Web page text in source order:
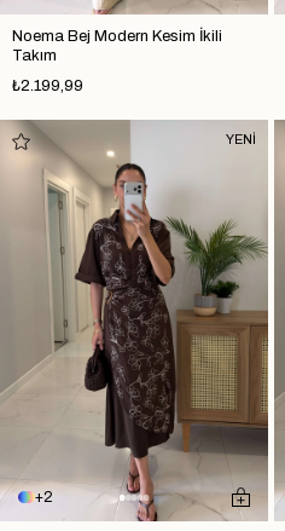
Noema Bej Modern Kesim İkili
Takım
₺2.199,99
2
YENİ